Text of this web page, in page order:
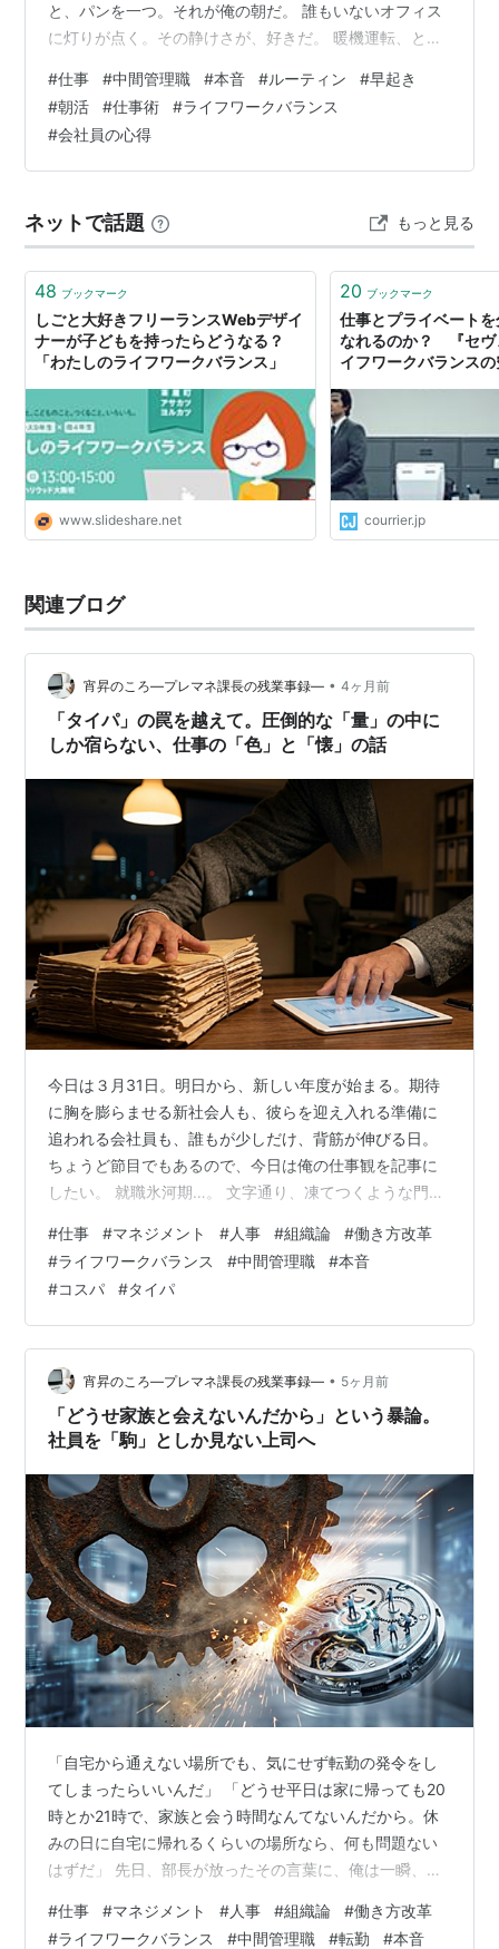
と、パンを一つ。それが俺の朝だ。 誰もいないオフィス
に灯りが点く。その静けさが、好きだ。 暖機運転、とい
る起案文書や報告書類に目を通す。その日に部下へ割り
振る仕事を整理する。そうこうしているうちに、上司が
来て、部下たちが来る。 ９時の始業と同時に、俺のエン
ジンはすでに温まっている。 誰かが「始業時間からアク
タイヤが温まっている」状態だ。レー…
#仕事 #中間管理職 #本音 #ルーティン #早起き
#朝活 #仕事術 #ライフワークバランス
#会社員の心得
ネットで話題 もっと見る
48 ブックマーク
しごと大好きフリーランスWebデザイ
ナーが子どもを持ったらどうなる？
「わたしのライフワークバランス」
www.slideshare.net
20 ブックマーク
仕事とプライベート
なれるのか？ 『セヴ
イフワークバランス
courrier.jp
関連ブログ
宵昇のころ―プレマネ課長の残業事録― • 4ヶ月前
「タイパ」の罠を越えて。圧倒的な「量」の中に
しか宿らない、仕事の「色」と「懐」の話
今日は３月31日。明日から、新しい年度が始まる。期待
に胸を膨らませる新社会人も、彼らを迎え入れる準備に
追われる会社員も、誰もが少しだけ、背筋が伸びる日。
ちょうど節目でもあるので、今日は俺の仕事観を記事に
したい。 就職氷河期…。 文字通り、凍てつくような門を
ら、俺は社会人としての産声を上げた。あの頃の教育
は、お世辞にも洗練されていたとは言えない。「いいか
らやれ」「見て覚えろ」。根性論と非効率の塊のような
現場で、俺たちはとにかく、目の前の仕事をがむしゃら
にこなすしかなかった。 あれから二十数年。今、目の前
にいる令和の若手社員たちは、驚くほど優秀で、…
#仕事 #マネジメント #人事 #組織論 #働き方改革
#ライフワークバランス #中間管理職 #本音
#コスパ #タイパ
宵昇のころ―プレマネ課長の残業事録― • 5ヶ月前
「どうせ家族と会えないんだから」という暴論。
社員を「駒」としか見ない上司へ
「自宅から通えない場所でも、気にせず転勤の発令をし
てしまったらいいんだ」 「どうせ平日は家に帰っても20
時とか21時で、家族と会う時間なんてないんだから。休
みの日に自宅に帰れるくらいの場所なら、何も問題ない
はずだ」 先日、部長が放ったその言葉に、俺は一瞬、呼
た人事構想。そこには、社員一人ひとりに人生があり、
#仕事 #マネジメント #人事 #組織論 #働き方改革
#ライフワークバランス #中間管理職 #転勤 #本音